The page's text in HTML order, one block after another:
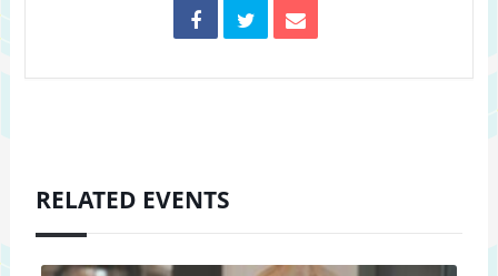
RELATED EVENTS